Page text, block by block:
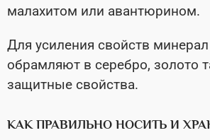
малахитом или авантюрином.
Для усиления свойств
обрамляют в серебро, золото
защитные свойства.
КАК ПРАВИЛЬНО НОСИТЬ И